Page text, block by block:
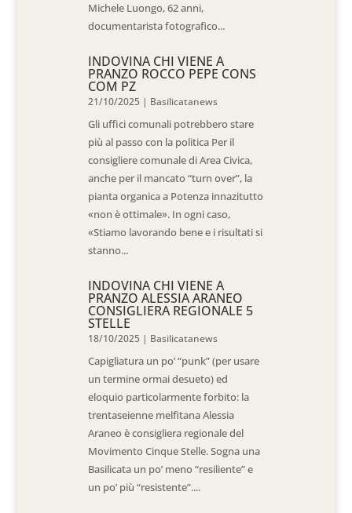
Michele Luongo, 62 anni,
documentarista fotografico...
INDOVINA CHI VIENE A
PRANZO ROCCO PEPE CONS
COM PZ
21/10/2025 | Basilicatanews
Gli uffici comunali potrebbero stare
più al passo con la politica Per il
consigliere comunale di Area Civica,
anche per il mancato “turn over”, la
pianta organica a Potenza innazitutto
«non è ottimale». In ogni caso,
«Stiamo lavorando bene e i risultati si
stanno...
INDOVINA CHI VIENE A
PRANZO ALESSIA ARANEO
CONSIGLIERA REGIONALE 5
STELLE
18/10/2025 | Basilicatanews
Capigliatura un po’ “punk” (per usare
un termine ormai desueto) ed
eloquio particolarmente forbito: la
trentaseienne melfitana Alessia
Araneo è consigliera regionale del
Movimento Cinque Stelle. Sogna una
Basilicata un po’ meno “resiliente” e
un po’ più “resistente”....